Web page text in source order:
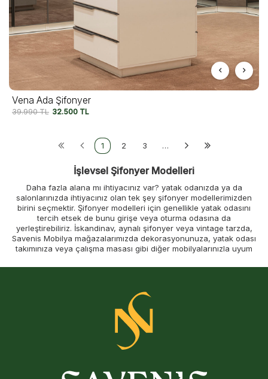
Vena Ada Şifonyer
39.990TL 32.500 TL
1 2 3 …
İşlevsel Şifonyer Modelleri
Daha fazla alana mı ihtiyacınız var? yatak odanızda ya da
salonlarınızda ihtiyacınız olan tek şey şifonyer modellerimizden
birini seçmektir. Şifonyer modelleri için genellikle yatak odasını
tercih etsek de bunu girişe veya oturma odasına da
yerleştirebiliriz. İskandinav, aynalı şifonyer veya vintage tarzda,
Savenis Mobilya mağazalarımızda dekorasyonunuza, yatak odası
takımınıza veya çalışma masası gibi diğer mobilyalarınızla uyum
Daha fazla beklemeyin, kaliteli 5 çekmeceli şifonyer kataloğumuza
Her İhtiyaca Uygun Şifonyer Modelleri
Komodin şifonyer satın almadan önce şu soruya cevap
verebilmelisiniz: "Bunu ne için kullanacağım?" Bu nokta
netleştikten sonra, bu mobilya parçasına ayıracağınız alanı
ölçmenizi ve son olarak, çalışma masası, gardırop veya komodin
gibi diğer mobilyalarla mükemmel bir şekilde uyum sağlayacak